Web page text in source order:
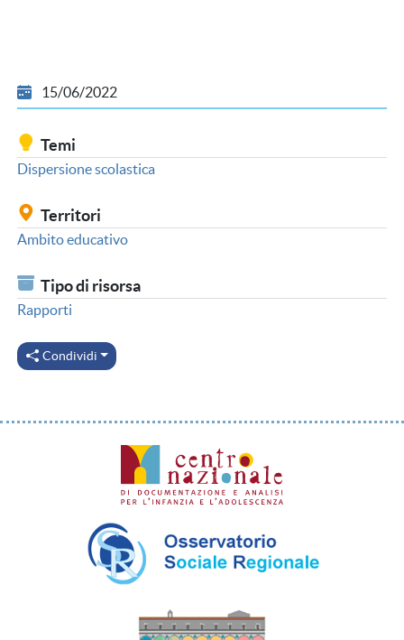
15/06/2022
Temi
Dispersione scolastica
Territori
Ambito educativo
Tipo di risorsa
Rapporti
Condividi